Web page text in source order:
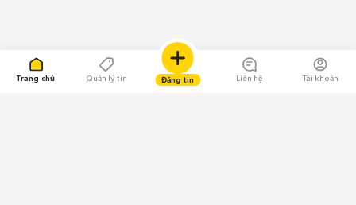
Trang chủ Quản lý tin Đăng tin Liên hệ Tài khoản